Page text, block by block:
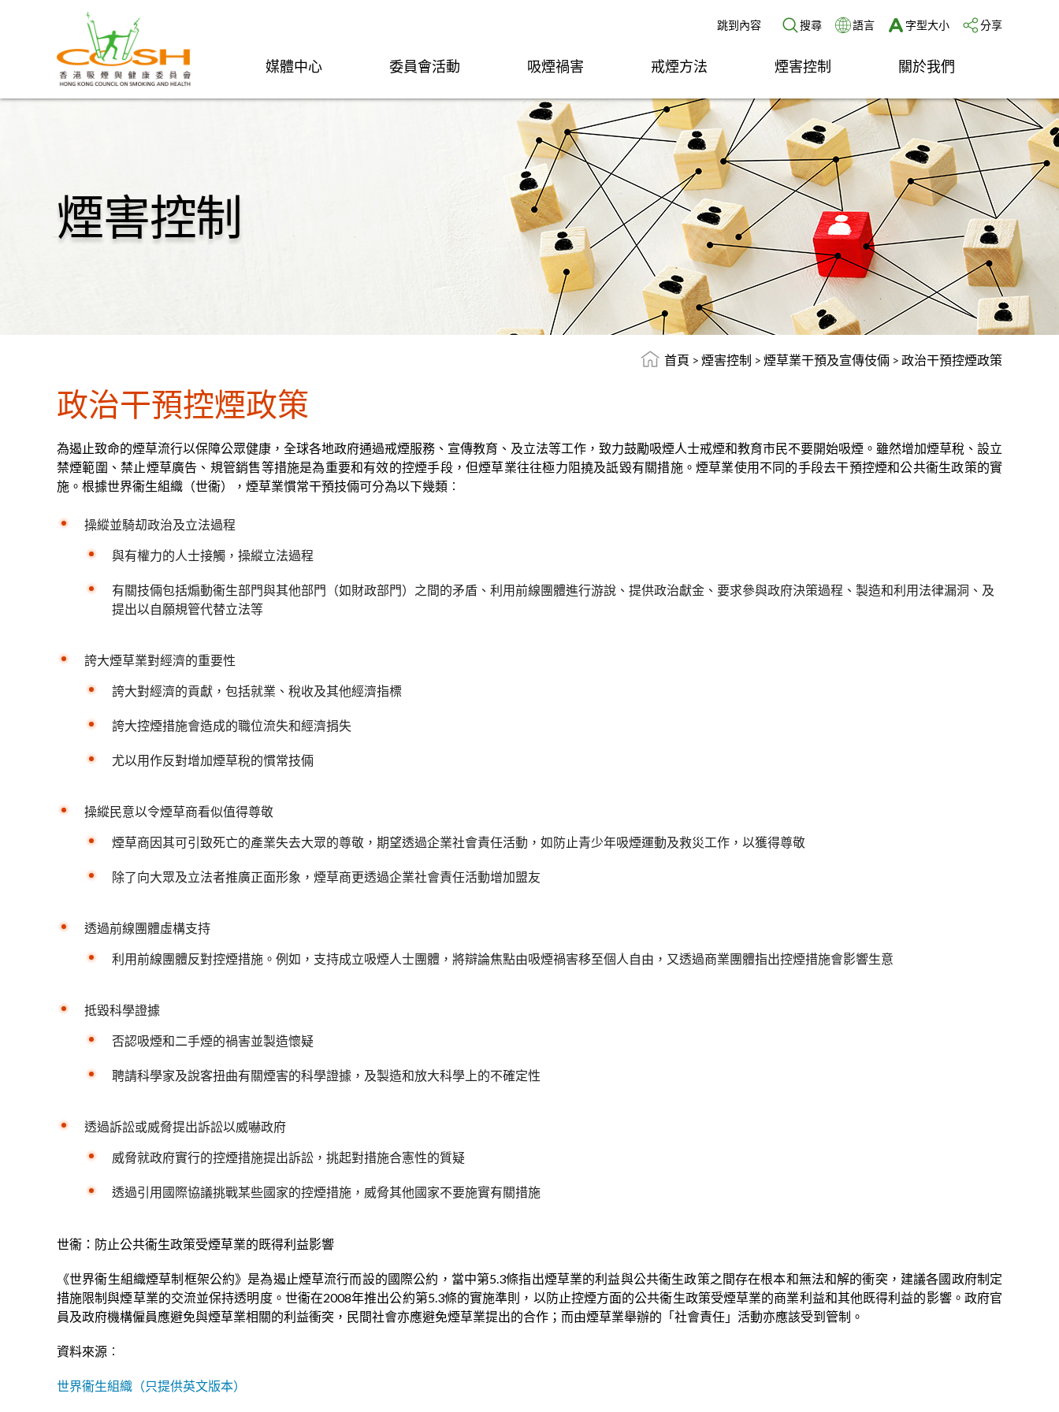
跳到內容 搜尋 語言 字型大小 分享
媒體中心 委員會活動 吸煙禍害 戒煙方法 煙害控制 關於我們
煙害控制
首頁 > 煙害控制 > 煙草業干預及宣傳伎倆 > 政治干預控煙政策
政治干預控煙政策
為遏止致命的煙草流行以保障公眾健康，全球各地政府通過戒煙服務、宣傳教育、及立法等工作，致力鼓勵吸煙人士戒煙和教育市民不要開始吸煙。雖然增加煙草稅、設立
禁煙範圍、禁止煙草廣告、規管銷售等措施是為重要和有效的控煙手段，但煙草業往往極力阻撓及詆毀有關措施。煙草業使用不同的手段去干預控煙和公共衞生政策的實
施。根據世界衞生組織（世衞），煙草業慣常干預技倆可分為以下幾類︰
操縱並騎刧政治及立法過程
與有權力的人士接觸，操縱立法過程
有關技倆包括煽動衞生部門與其他部門（如財政部門）之間的矛盾、利用前線團體進行游說、提供政治獻金、要求參與政府決策過程、製造和利用法律漏洞、及
提出以自願規管代替立法等
誇大煙草業對經濟的重要性
誇大對經濟的貢獻，包括就業、稅收及其他經濟指標
誇大控煙措施會造成的職位流失和經濟捐失
尤以用作反對增加煙草稅的慣常技倆
操縱民意以令煙草商看似值得尊敬
煙草商因其可引致死亡的產業失去大眾的尊敬，期望透過企業社會責任活動，如防止青少年吸煙運動及救災工作，以獲得尊敬
除了向大眾及立法者推廣正面形象，煙草商更透過企業社會責任活動增加盟友
透過前線團體虛構支持
利用前線團體反對控煙措施。例如，支持成立吸煙人士團體，將辯論焦點由吸煙禍害移至個人自由，又透過商業團體指出控煙措施會影響生意
抵毀科學證據
否認吸煙和二手煙的禍害並製造懷疑
聘請科學家及說客扭曲有關煙害的科學證據，及製造和放大科學上的不確定性
透過訴訟或威脅提出訴訟以威嚇政府
威脅就政府實行的控煙措施提出訴訟，挑起對措施合憲性的質疑
透過引用國際協議挑戰某些國家的控煙措施，威脅其他國家不要施實有關措施
世衞：防止公共衞生政策受煙草業的既得利益影響
《世界衞生組織煙草制框架公約》是為遏止煙草流行而設的國際公約，當中第5.3條指出煙草業的利益與公共衞生政策之間存在根本和無法和解的衝突，建議各國政府制定
措施限制與煙草業的交流並保持透明度。世衞在2008年推出公約第5.3條的實施準則，以防止控煙方面的公共衞生政策受煙草業的商業利益和其他既得利益的影響。政府官
員及政府機構僱員應避免與煙草業相關的利益衝突，民間社會亦應避免煙草業提出的合作；而由煙草業舉辦的「社會責任」活動亦應該受到管制。
資料來源︰
世界衞生組織（只提供英文版本）